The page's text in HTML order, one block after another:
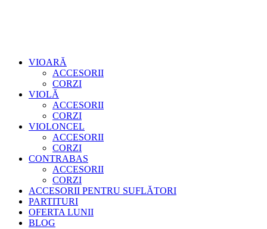
VIOARĂ
ACCESORII
CORZI
VIOLĂ
ACCESORII
CORZI
VIOLONCEL
ACCESORII
CORZI
CONTRABAS
ACCESORII
CORZI
ACCESORII PENTRU SUFLĂTORI
PARTITURI
OFERTA LUNII
BLOG